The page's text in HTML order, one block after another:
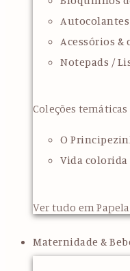
Autocolantes
Acessórios
Notepads /
Coleções temáticas
O
Vida colorida
Ver tudo em
Maternidade &